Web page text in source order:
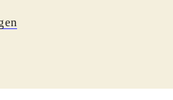
for denne
af en